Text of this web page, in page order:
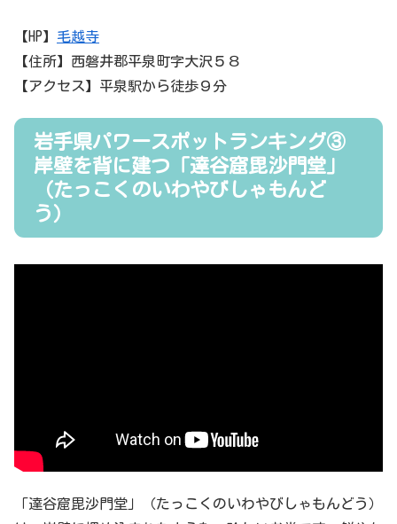
【HP】 毛越寺
【住所】西磐井郡平泉町字大沢５８
【アクセス】平泉駅から徒歩９分
岩手県パワースポットランキング③
岸壁を背に建つ「達谷窟毘沙門堂」
（たっこくのいわやびしゃもんど
う）
「達谷窟毘沙門堂」（たっこくのいわやびしゃもんどう）